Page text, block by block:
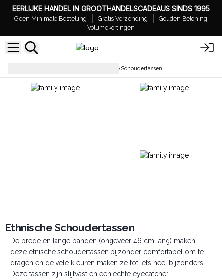
EERLIJKE HANDEL IN GROOTHANDELSCADEAUS SINDS 1995
Geen Minimale Bestelling Gratis Verzending
Gouden Beloning
Volumekortingen
Ethnische Schoudertassen
Ethnische Schoudertassen
De brede en lange banden (ongeveer 46 cm lang) maken
deze etnische schoudertassen bijzonder comfortabel om te
dragen en de vele kleuren maken ze tot iets heel bijzonders.
Deze tassen zijn slijtvast en een echte eyecatcher!